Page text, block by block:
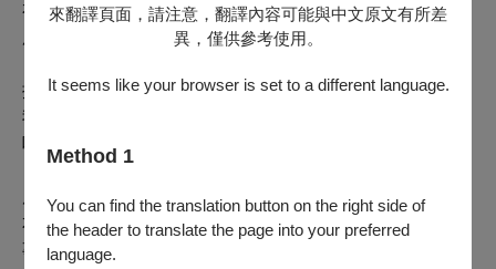
來翻譯頁面，請注意，翻譯內容可能與中文原文有所差
異，僅供參考使用。
It seems like your browser is set to a different language.
Method 1
You can find the translation button on the right side of
the header to translate the page into your preferred
language.
有茫然無措的時候，告訴我沒關係，就先在那裡坐著，不
用想什麼，該講台詞的時候站起來，走過去講就可以了。
排戲時我常常在那戲台邊，一坐就坐個數十分鐘，聽到該
我的台詞時就站起來，走過去，問：「你有看到劉子驥
席間有朋友問起：「誒？是姓劉嗎？」他問得認真，讓原
本很確定的大家紛紛開始動搖，到後來連我都動搖了，蠢
事的分享也就在下個話題開始後漸漸轉場。